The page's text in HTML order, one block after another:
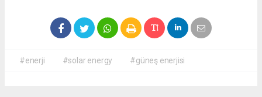
#enerji #solar energy #güneş enerjisi